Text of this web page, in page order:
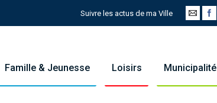
Suivre les actus de ma Ville
Famille & Jeunesse Loisirs Municipalité